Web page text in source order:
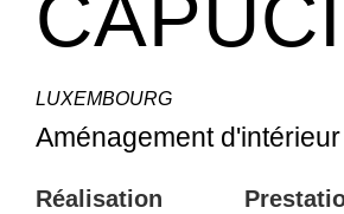
LUXEMBOURG
Aménagement d'intérieur
Réalisation